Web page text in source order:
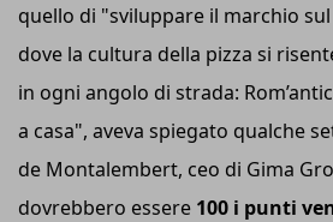
quello di "sviluppare il marchio
dove la cultura della pizza si
in ogni angolo di strada:
a casa", aveva spiegato qualche
de Montalembert, ceo di Gima
dovrebbero essere 100 i punti